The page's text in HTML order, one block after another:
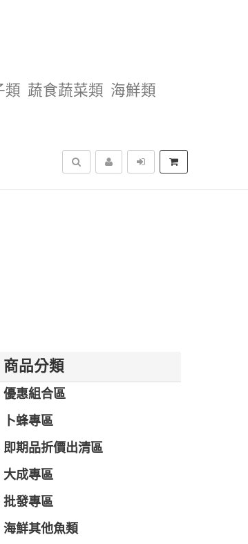
類 蔬食蔬菜類 海鮮類
搜尋
商品分類
優惠組合區
卜蜂專區
即期品折價出清區
大成專區
批發專區
海鮮其他魚類